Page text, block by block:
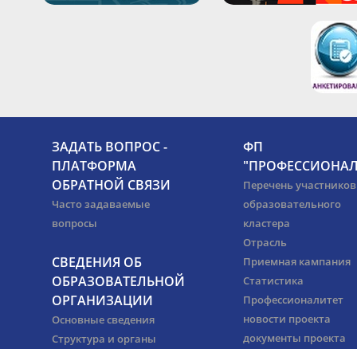
ЗАДАТЬ ВОПРОС -
ПЛАТФОРМА
ОБРАТНОЙ СВЯЗИ
Часто задаваемые
вопросы
СВЕДЕНИЯ ОБ
ОБРАЗОВАТЕЛЬНОЙ
ОРГАНИЗАЦИИ
Основные сведения
Структура и органы
ФП
Перечень участников
образовательного
кластера
Отрасль
Приемная кампания
Статистика
Профессионалитет
новости проекта
документы проекта